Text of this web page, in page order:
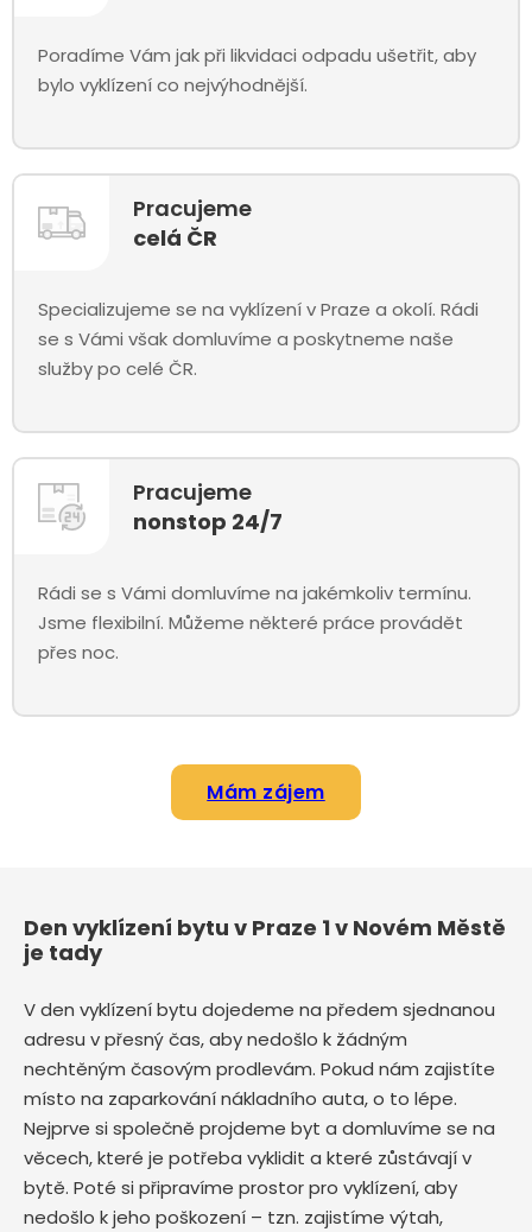
Poradíme Vám jak při likvidaci odpadu ušetřit, aby
bylo vyklízení co nejvýhodnější.
Pracujeme
celá ČR
Specializujeme se na vyklízení v Praze a okolí. Rádi
se s Vámi však domluvíme a poskytneme naše
služby po celé ČR.
Pracujeme
nonstop 24/7
Rádi se s Vámi domluvíme na jakémkoliv termínu.
Jsme flexibilní. Můžeme některé práce provádět
přes noc.
Mám zájem
Den vyklízení bytu v Praze 1 v Novém Městě
je tady
V den vyklízení bytu dojedeme na předem sjednanou
adresu v přesný čas, aby nedošlo k žádným
nechtěným časovým prodlevám. Pokud nám zajistíte
místo na zaparkování nákladního auta, o to lépe.
Nejprve si společně projdeme byt a domluvíme se na
věcech, které je potřeba vyklidit a které zůstávají v
bytě. Poté si připravíme prostor pro vyklízení, aby
nedošlo k jeho poškození – tzn. zajistíme výtah,